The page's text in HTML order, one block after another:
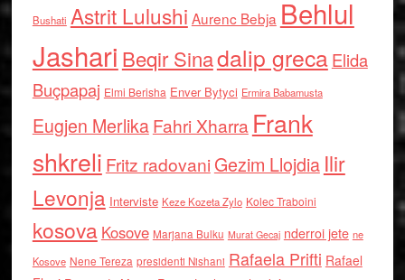
Bushati Astrit Lulushi Aurenc Bebja Behlul
Jashari Beqir Sinadalip grecaElida
Buçpapaj Elmi Berisha Enver Bytyci Ermira Babamusta
Eugjen MerlikaFahri Xharra Frank
shkreli Fritz radovaniGezim Llojdia Ilir
Levonja Interviste Keze Kozeta Zylo Kolec Traboini
kosova Kosove Marjana Bulku Murat Gecaj nderroi jete ne
Kosove Nene Tereza presidenti Nishani Rafaela Prifti Rafael